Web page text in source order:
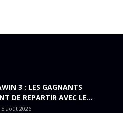
3 : LES GAGNANTS
DE REPARTIR AVEC LE...
5 août 2026